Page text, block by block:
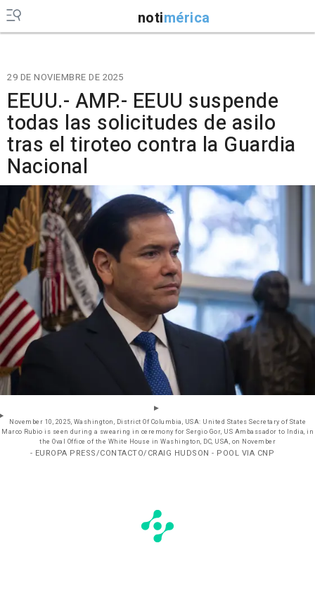
notimérica
29 DE NOVIEMBRE DE 2025
EEUU.- AMP.- EEUU suspende
todas las solicitudes de asilo
tras el tiroteo contra la Guardia
Nacional
November 10, 2025, Washington, District Of Columbia, USA: United States Secretary of State
Marco Rubio is seen during a swearing in ceremony for Sergio Gor, US Ambassador to India, in
the Oval Office of the White House in Washington, DC, USA, on November
- EUROPA PRESS/CONTACTO/CRAIG HUDSON - POOL VIA CNP